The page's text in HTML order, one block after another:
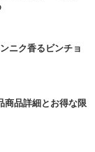
ニク香るビンチョ
商品詳細とお得な限